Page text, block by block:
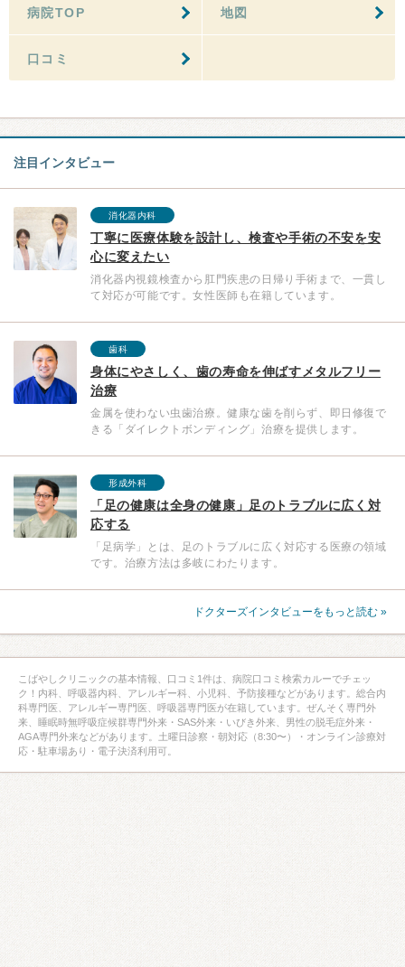
病院TOP 地図
口コミ
注目インタビュー
消化器内科
丁寧に医療体験を設計し、検査や手術の不安を安
心に変えたい
消化器内視鏡検査から肛門疾患の日帰り手術まで、一貫し
て対応が可能です。女性医師も在籍しています。
歯科
身体にやさしく、歯の寿命を伸ばすメタルフリー
治療
金属を使わない虫歯治療。健康な歯を削らず、即日修復で
きる「ダイレクトボンディング」治療を提供します。
形成外科
「足の健康は全身の健康」足のトラブルに広く対
応する
「足病学」とは、足のトラブルに広く対応する医療の領域
です。治療方法は多岐にわたります。
ドクターズインタビューをもっと読む »
こばやしクリニックの基本情報、口コミ1件は、病院口コミ検索カルーでチェッ
ク！内科、呼吸器内科、アレルギー科、小児科、予防接種などがあります。総合内
科専門医、アレルギー専門医、呼吸器専門医が在籍しています。ぜんそく専門外
来、睡眠時無呼吸症候群専門外来・SAS外来・いびき外来、男性の脱毛症外来・
AGA専門外来などがあります。土曜日診察・朝対応（8:30〜）・オンライン診療対
応・駐車場あり・電子決済利用可。